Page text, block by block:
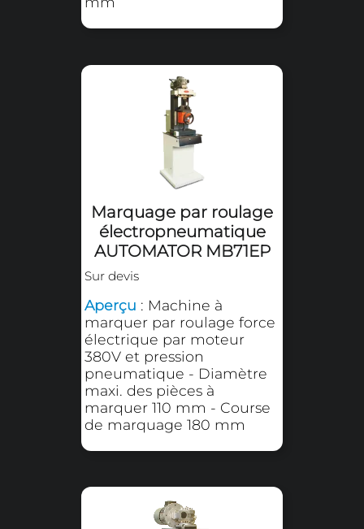
Marquage par roulage
électrique AUTOMATOR
Sur devis
Aperçu : Machine à
marquer par roulage force
électrique par moteur
380V - Diamètre des
pièces à marquer de 8 à 65
mm - Course de
marquage 100 mm